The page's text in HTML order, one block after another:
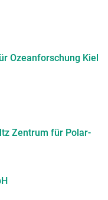
Ozeanforschung Kiel
Zentrum für Polar-